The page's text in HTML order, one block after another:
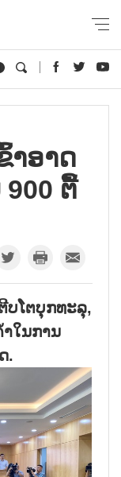
າອາດ
ຕື້
ບໂຕບຸກທະລຸ,
ໃນການ
.